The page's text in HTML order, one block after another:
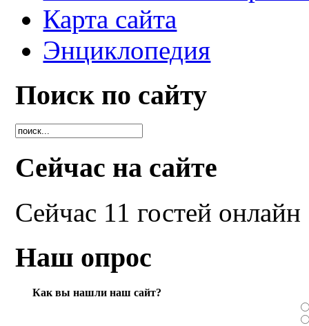
Карта сайта
Энциклопедия
Поиск по сайту
Сейчас на сайте
Сейчас 11 гостей онлайн
Наш опрос
Как вы нашли наш сайт?